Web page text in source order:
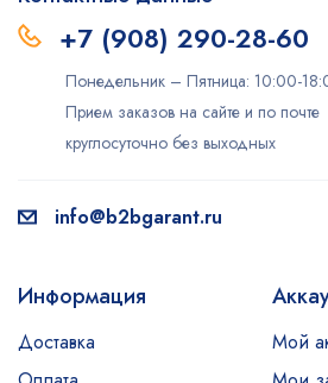
+7 (908) 290-28-60
Понедельник – Пятница: 10:00-
Прием заказов на сайте и по почте
круглосуточно без выходных
info@b2bgarant.ru
Информация
Доставка
Мой